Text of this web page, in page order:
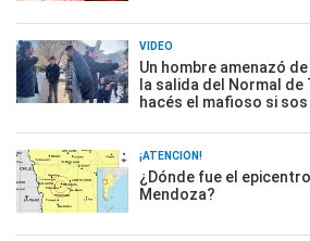
VIDEO
Un hombre amenazó
la salida del Normal de
hacés el mafioso si
¡ATENCIÓN!
¿Dónde fue el
Mendoza?